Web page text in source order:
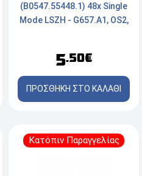
(B0547.55448.1) 48x Single
Mode LSZH - G657.Α1, OS2,
5.50€
ΠΡΟΣΘΗΚΗ ΣΤΟ ΚΑΛΑΘΙ
Κατόπιν Παραγγελίας